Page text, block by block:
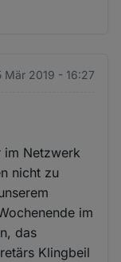
Mär 2019 - 16:27
im Netzwerk
nicht zu
im
das
Klingbeil